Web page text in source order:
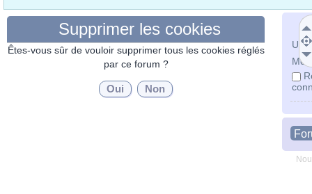
Mot
Supprimer les cookies
Êtes-vous sûr de vouloir supprimer tous les cookies réglés
par ce forum ?